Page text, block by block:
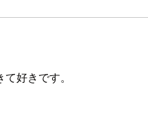
好きです。